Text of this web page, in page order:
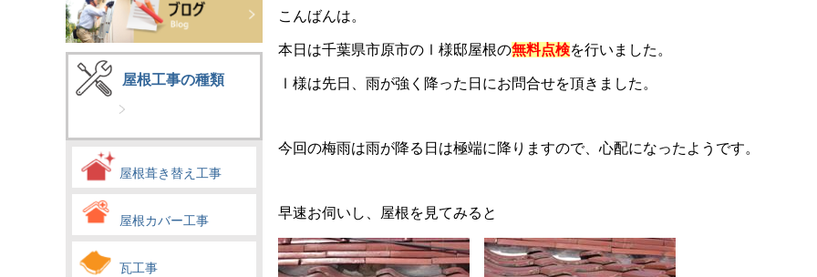
屋根工事の種類
屋根葺き替え工事
屋根カバー工事
瓦工事
こんばんは。
本日は千葉県市原市のⅠ様邸屋根の無料点検を行いました。
Ⅰ様は先日、雨が強く降った日にお問合せを頂きました。
今回の梅雨は雨が降る日は極端に降りますので、心配になったようです。
早速お伺いし、屋根を見てみると